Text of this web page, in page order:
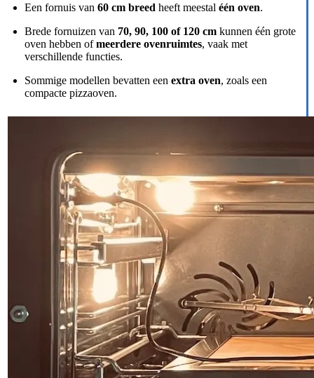
Een fornuis van 60 cm breed heeft meestal één oven.
Brede fornuizen van 70, 90, 100 of 120 cm kunnen één grote
oven hebben ofmeerdere ovenruimtes, vaak met
verschillende functies.
Sommige modellen bevatten een extra oven, zoals een
compacte pizzaoven.